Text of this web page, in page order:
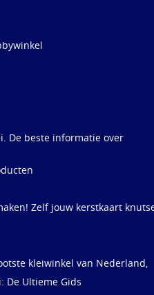
De beste informatie over
Zelf jouw kerstkaart
kleiwinkel van Nederland,
De Ultieme Gids